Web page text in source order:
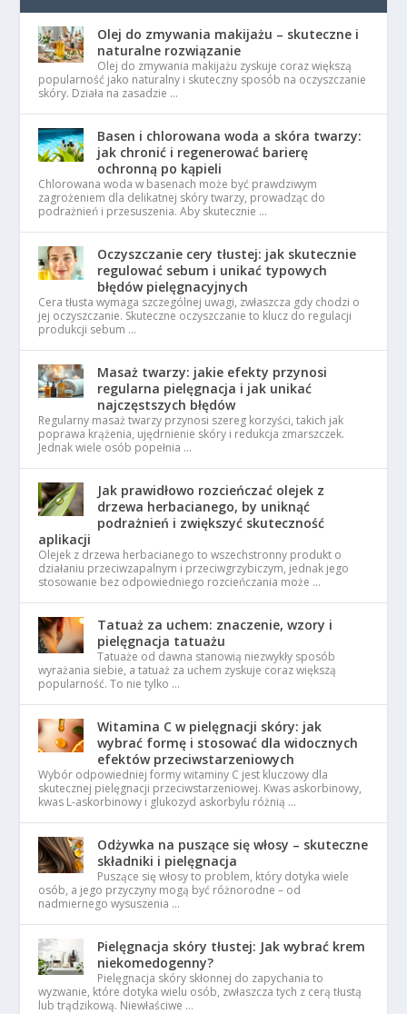
Olej do zmywania makijażu – skuteczne i
naturalne rozwiązanie
Olej do zmywania makijażu zyskuje coraz większą
popularność jako naturalny i skuteczny sposób na oczyszczanie
skóry. Działa na zasadzie …
Basen i chlorowana woda a skóra twarzy:
jak chronić i regenerować barierę
ochronną po kąpieli
Chlorowana woda w basenach może być prawdziwym
zagrożeniem dla delikatnej skóry twarzy, prowadząc do
podrażnień i przesuszenia. Aby skutecznie …
Oczyszczanie cery tłustej: jak skutecznie
regulować sebum i unikać typowych
błędów pielęgnacyjnych
Cera tłusta wymaga szczególnej uwagi, zwłaszcza gdy chodzi o
jej oczyszczanie. Skuteczne oczyszczanie to klucz do regulacji
produkcji sebum …
Masaż twarzy: jakie efekty przynosi
regularna pielęgnacja i jak unikać
najczęstszych błędów
Regularny masaż twarzy przynosi szereg korzyści, takich jak
poprawa krążenia, ujędrnienie skóry i redukcja zmarszczek.
Jednak wiele osób popełnia …
Jak prawidłowo rozcieńczać olejek z
drzewa herbacianego, by uniknąć
podrażnień i zwiększyć skuteczność
aplikacji
Olejek z drzewa herbacianego to wszechstronny produkt o
działaniu przeciwzapalnym i przeciwgrzybiczym, jednak jego
stosowanie bez odpowiedniego rozcieńczania może …
Tatuaż za uchem: znaczenie, wzory i
pielęgnacja tatuażu
Tatuaże od dawna stanowią niezwykły sposób
wyrażania siebie, a tatuaż za uchem zyskuje coraz większą
popularność. To nie tylko …
Witamina C w pielęgnacji skóry: jak
wybrać formę i stosować dla widocznych
efektów przeciwstarzeniowych
Wybór odpowiedniej formy witaminy C jest kluczowy dla
skutecznej pielęgnacji przeciwstarzeniowej. Kwas askorbinowy,
kwas L-askorbinowy i glukozyd askorbylu różnią …
Odżywka na puszące się włosy – skuteczne
składniki i pielęgnacja
Puszące się włosy to problem, który dotyka wiele
osób, a jego przyczyny mogą być różnorodne – od
nadmiernego wysuszenia …
Pielęgnacja skóry tłustej: Jak wybrać krem
niekomedogenny?
Pielęgnacja skóry skłonnej do zapychania to
wyzwanie, które dotyka wielu osób, zwłaszcza tych z cerą tłustą
lub trądzikową. Niewłaściwe …